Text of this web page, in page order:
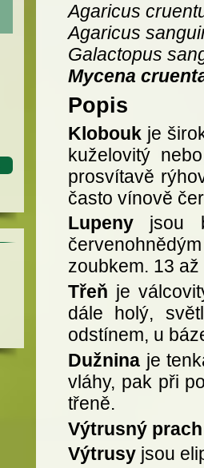
Agaricus
Agaricus
Galactopus
Mycena
Popis
Klobouk je
kuželovitý
prosvítavě
často vínově
Lupeny jsou
zoubkem. 13
Třeň je
dále holý,
odstínem, u
Dužnina je
vláhy, pak při
třeně.
Výtrusný prach
Výtrusy jsou